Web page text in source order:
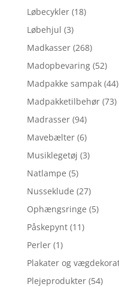
Løbecykler (18)
Løbehjul (3)
Madkasser (268)
Madopbevaring (52)
Madpakke sampak (44)
Madpakketilbehør (73)
Madrasser (94)
Mavebælter (6)
Musiklegetøj (3)
Natlampe (5)
Nusseklude (27)
Ophængsringe (5)
Påskepynt (11)
Perler (1)
Plakater og
Plejeprodukter (54)